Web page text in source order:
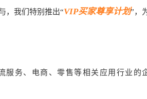
，我们特别推出“VIP买家尊享计划”，
服务、电商、零售等相关应用行业的